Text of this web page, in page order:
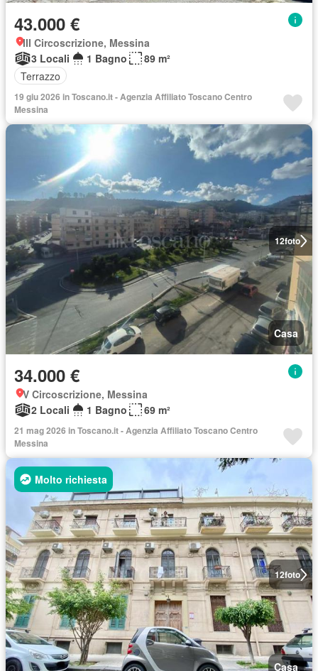
43.000 €
III Circoscrizione, Messina
3 Locali
1 Bagno
89 m²
Terrazzo
19 giu 2026 in Toscano.it - Agenzia Affiliato Toscano Centro
Messina
12foto
Casa
34.000 €
V Circoscrizione, Messina
2 Locali
1 Bagno 69 m²
21 mag 2026 in Toscano.it - Agenzia Affiliato Toscano Centro
Messina
12foto
Molto richiesta
Casa